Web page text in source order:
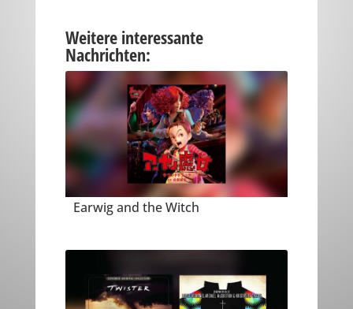
Weitere interessante
Nachrichten:
Earwig and the Witch